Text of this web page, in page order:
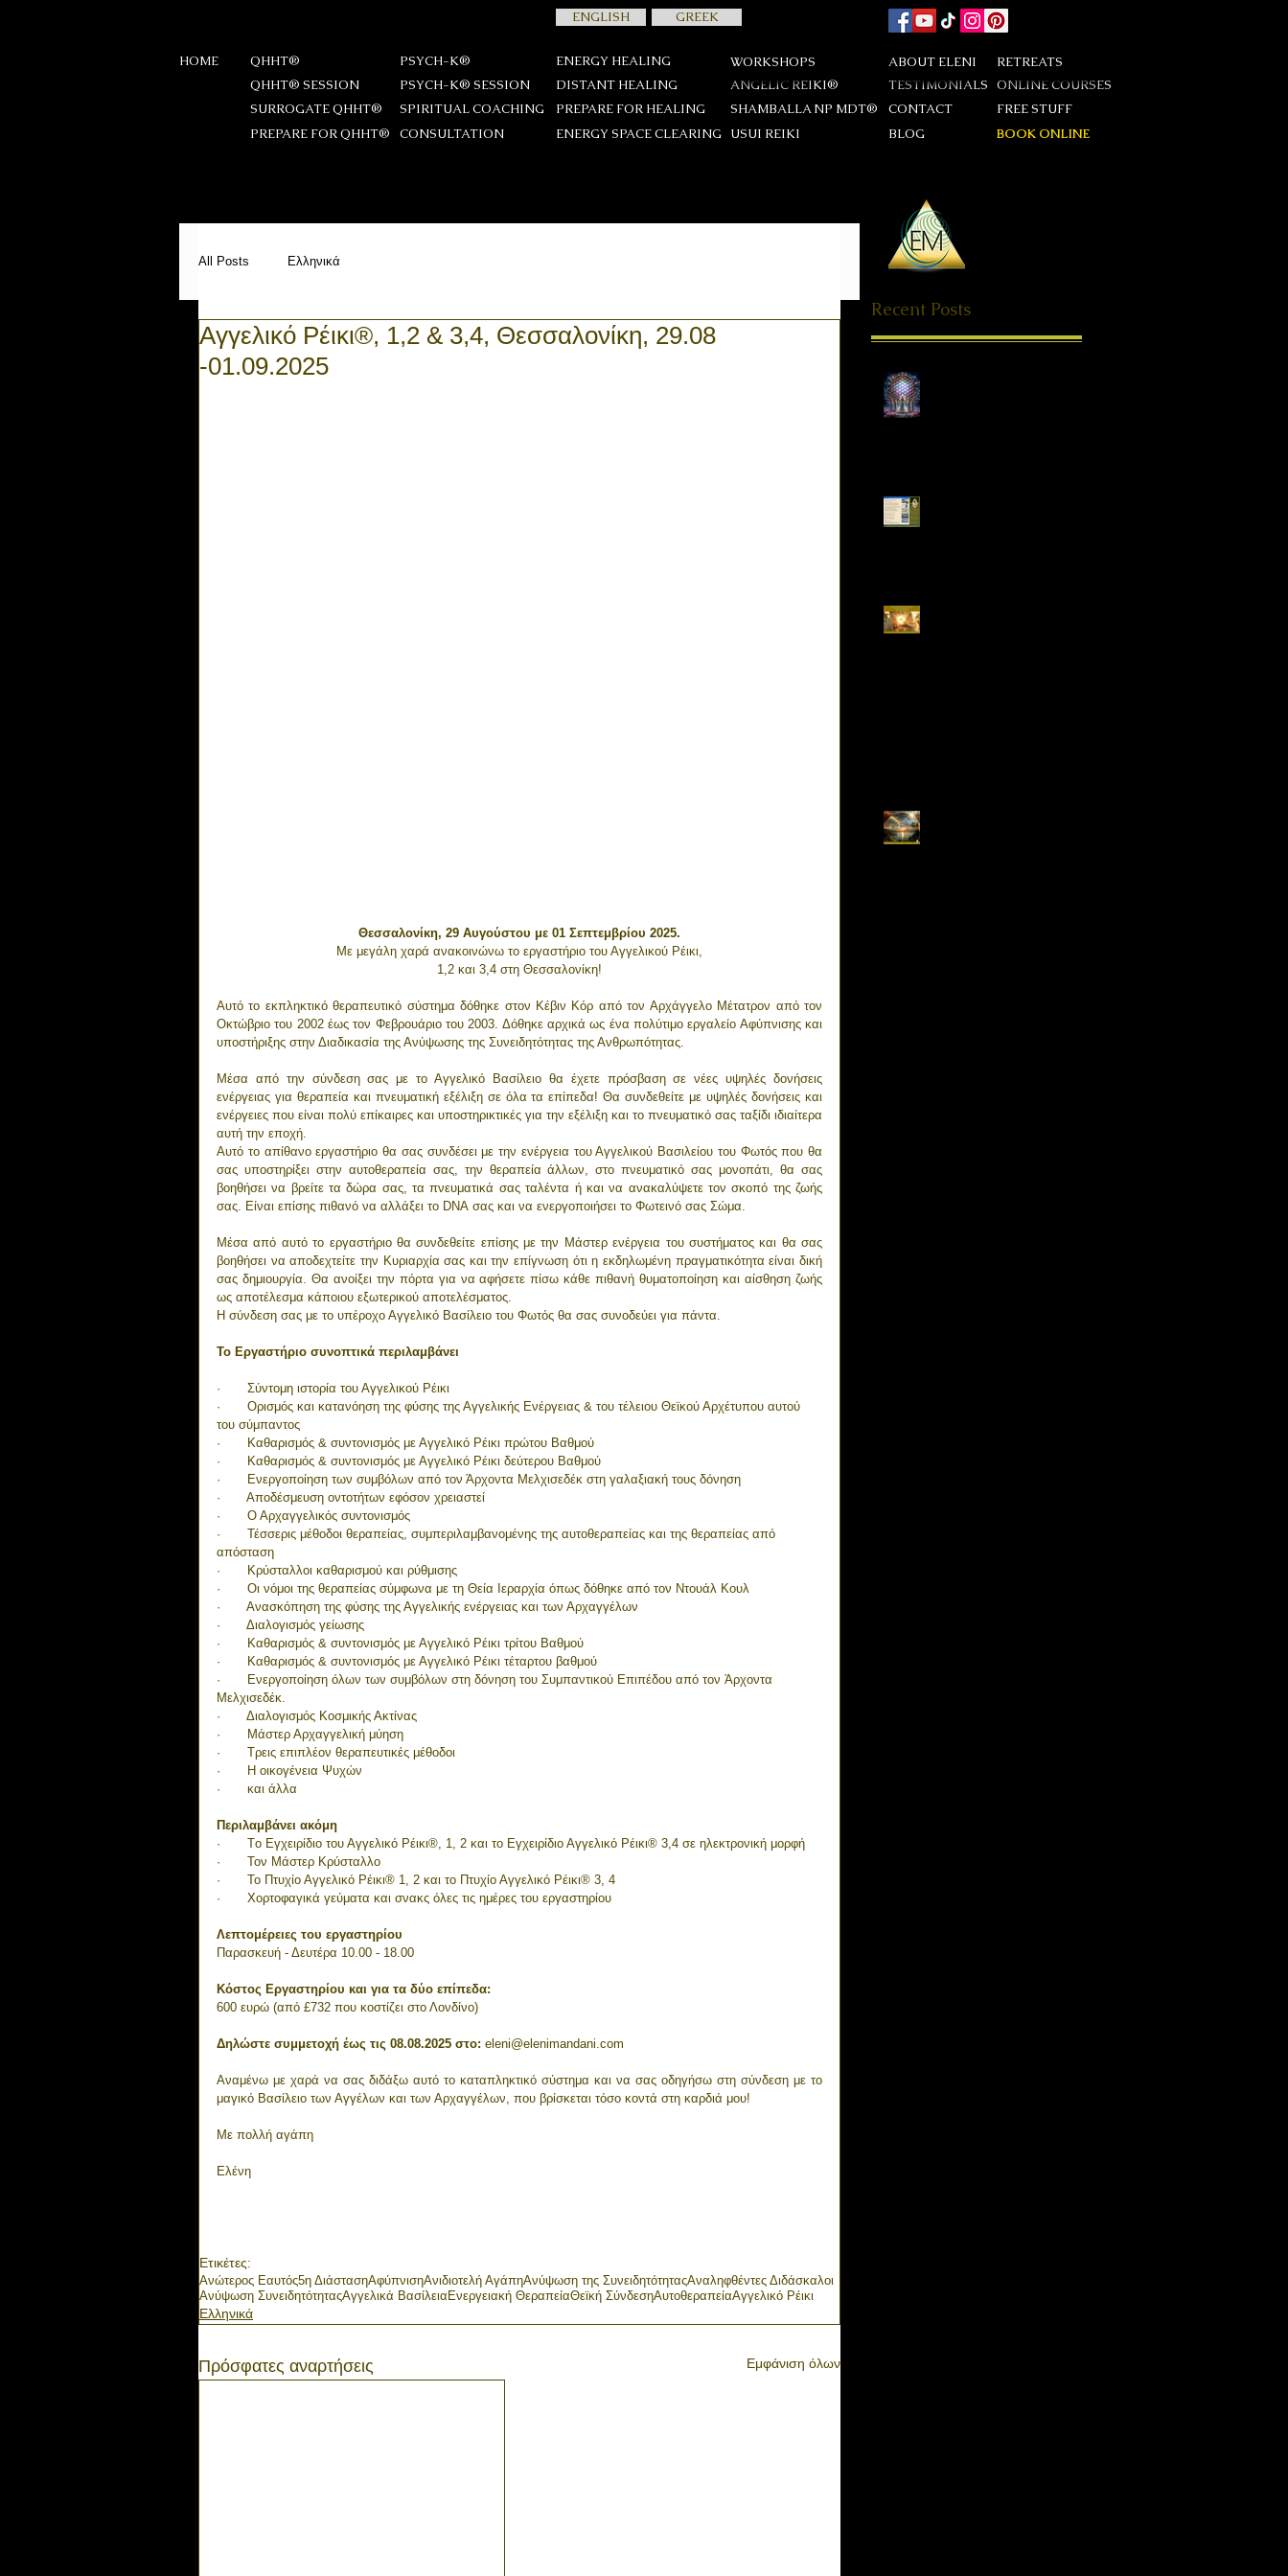
ENGLISH GREEK
HOME
QHHT®
QHHT® SESSION
SURROGATE QHHT®
PREPARE FOR QHHT®
PSYCH-K®
PSYCH-K® SESSION
SPIRITUAL COACHING
CONSULTATION
ENERGY HEALING
DISTANT HEALING
PREPARE FOR HEALING
ENERGY SPACE CLEARING
ANGELIC REIKI®
WORKSHOPS
SHAMBALLA NP MDT®
USUI REIKΙ
TESTIMONIALS
ABOUT ELENI
CONTACT
BLOG
ONLINE COURSES
RETREATS
FREE STUFF
BOOK ONLINE
All Posts Ελληνικά
Αγγελικό Ρέικι®, 1,2 & 3,4, Θεσσαλονίκη, 29.08
-01.09.2025
Θεσσαλονίκη, 29 Αυγούστου με 01 Σεπτεμβρίου 2025.
Με μεγάλη χαρά ανακοινώνω το εργαστήριο του Αγγελικού Ρέικι,
1,2 και 3,4 στη Θεσσαλονίκη!
Αυτό το εκπληκτικό θεραπευτικό σύστημα δόθηκε στον Κέβιν Κόρ από τον Αρχάγγελο Μέτατρον από τον
Οκτώβριο του 2002 έως τον Φεβρουάριο του 2003. Δόθηκε αρχικά ως ένα πολύτιμο εργαλείο Αφύπνισης και
υποστήριξης στην Διαδικασία της Ανύψωσης της Συνειδητότητας της Ανθρωπότητας.
Μέσα από την σύνδεση σας με το Αγγελικό Βασίλειο θα έχετε πρόσβαση σε νέες υψηλές δονήσεις
ενέργειας για θεραπεία και πνευματική εξέλιξη σε όλα τα επίπεδα! Θα συνδεθείτε με υψηλές δονήσεις και
ενέργειες που είναι πολύ επίκαιρες και υποστηρικτικές για την εξέλιξη και το πνευματικό σας ταξίδι ιδιαίτερα
αυτή την εποχή.
Αυτό το απίθανο εργαστήριο θα σας συνδέσει με την ενέργεια του Αγγελικού Βασιλείου του Φωτός που θα
σας υποστηρίξει στην αυτοθεραπεία σας, την θεραπεία άλλων, στο πνευματικό σας μονοπάτι, θα σας
βοηθήσει να βρείτε τα δώρα σας, τα πνευματικά σας ταλέντα ή και να ανακαλύψετε τον σκοπό της ζωής
σας. Είναι επίσης πιθανό να αλλάξει το DNA σας και να ενεργοποιήσει το Φωτεινό σας Σώμα.
Μέσα από αυτό το εργαστήριο θα συνδεθείτε επίσης με την Μάστερ ενέργεια του συστήματος και θα σας
βοηθήσει να αποδεχτείτε την Κυριαρχία σας και την επίγνωση ότι η εκδηλωμένη πραγματικότητα είναι δική
σας δημιουργία. Θα ανοίξει την πόρτα για να αφήσετε πίσω κάθε πιθανή θυματοποίηση και αίσθηση ζωής
ως αποτέλεσμα κάποιου εξωτερικού αποτελέσματος.
Η σύνδεση σας με το υπέροχο Αγγελικό Βασίλειο του Φωτός θα σας συνοδεύει για πάντα.
Το Εργαστήριο συνοπτικά περιλαμβάνει
·       Σύντομη ιστορία του Αγγελικού Ρέικι
·       Ορισμός και κατανόηση της φύσης της Αγγελικής Ενέργειας & του τέλειου Θεϊκού Αρχέτυπου αυτού
του σύμπαντος
·       Καθαρισμός & συντονισμός με Αγγελικό Ρέικι πρώτου Βαθμού
·       Καθαρισμός & συντονισμός με Αγγελικό Ρέικι δεύτερου Βαθμού
·       Ενεργοποίηση των συμβόλων από τον Άρχοντα Μελχισεδέκ στη γαλαξιακή τους δόνηση
·       Αποδέσμευση οντοτήτων εφόσον χρειαστεί
·       Ο Αρχαγγελικός συντονισμός
·       Τέσσερις μέθοδοι θεραπείας, συμπεριλαμβανομένης της αυτοθεραπείας και της θεραπείας από
απόσταση
·       Κρύσταλλοι καθαρισμού και ρύθμισης
·       Οι νόμοι της θεραπείας σύμφωνα με τη Θεία Ιεραρχία όπως δόθηκε από τον Ντουάλ Κουλ
·       Ανασκόπηση της φύσης της Αγγελικής ενέργειας και των Αρχαγγέλων
·       Διαλογισμός γείωσης
·       Καθαρισμός & συντονισμός με Αγγελικό Ρέικι τρίτου Βαθμού
·       Καθαρισμός & συντονισμός με Αγγελικό Ρέικι τέταρτου βαθμού
·       Ενεργοποίηση όλων των συμβόλων στη δόνηση του Συμπαντικού Επιπέδου από τον Άρχοντα
Μελχισεδέκ
·       Διαλογισμός Κοσμικής Ακτίνας
·       Μάστερ Αρχαγγελική μύηση
·       Τρεις επιπλέον θεραπευτικές μέθοδοι
·       Η οικογένεια Ψυχών
·       και άλλα
Περιλαμβάνει ακόμη
·       Tο Εγχειρίδιο του Αγγελικό Ρέικι®, 1, 2 και το Εγχειρίδιο Αγγελικό Ρέικι® 3,4 σε ηλεκτρονική μορφή
·       Τον Μάστερ Κρύσταλλο
·       Το Πτυχίο Αγγελικό Ρέικι® 1, 2 και το Πτυχίο Αγγελικό Ρέικι® 3, 4
·       Χορτοφαγικά γεύματα και σνακς όλες τις ημέρες του εργαστηρίου
Λεπτομέρειες του εργαστηρίου
Παρασκευή - Δευτέρα 10.00 - 18.00
Κόστος Εργαστηρίου και για τα δύο επίπεδα:
600 ευρώ (από £732 που κοστίζει στο Λονδίνο)
Δηλώστε συμμετοχή έως τις 08.08.2025 στο: eleni@elenimandani.com
Αναμένω με χαρά να σας διδάξω αυτό το καταπληκτικό σύστημα και να σας οδηγήσω στη σύνδεση με το
μαγικό Βασίλειο των Αγγέλων και των Αρχαγγέλων, που βρίσκεται τόσο κοντά στη καρδιά μου!
Με πολλή αγάπη
Ελένη
Ετικέτες:
Ανώτερος Εαυτός5η ΔιάστασηΑφύπνισηΑνιδιοτελή ΑγάπηΑνύψωση της ΣυνειδητότηταςΑναληφθέντες Διδάσκαλοι
Ανύψωση ΣυνειδητότηταςΑγγελικά ΒασίλειαΕνεργειακή ΘεραπείαΘεϊκή ΣύνδεσηΑυτοθεραπείαΑγγελικό Ρέικι
Ελληνικά
Πρόσφατες αναρτήσεις Εμφάνιση όλων
Recent Posts